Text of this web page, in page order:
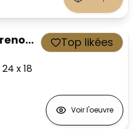
Chuchotements de renouveau
24 x 18
Top likées
Voir l'oeuvre